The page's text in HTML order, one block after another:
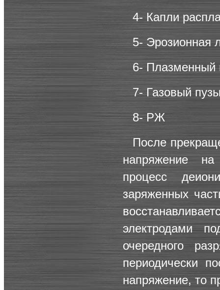
4- Капли
5- Эрозионная
6- Плазменный
7- Газовый
8- РЖ
После
напряжение на
процесс
заряженных
электродами
очередного
периодически
напряжение, то